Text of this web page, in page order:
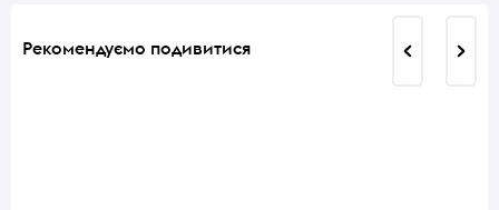
Рекомендуємо подивитися